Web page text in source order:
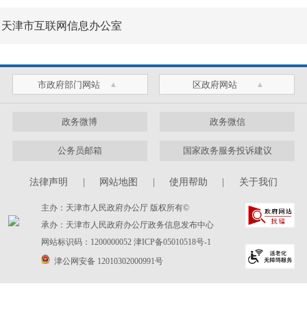
天津市互联网信息办公室
市政府部门网站 区政府网站
政务微博 政务微信
公务员邮箱 国家政务服务投诉建议
法律声明 | 网站地图 | 使用帮助 | 关于我们
主办：天津市人民政府办公厅 版权所有©
承办：天津市人民政府办公厅政务信息发布中心
网站标识码：1200000052 津ICP备05010518号-1
津公网安备 12010302000991号